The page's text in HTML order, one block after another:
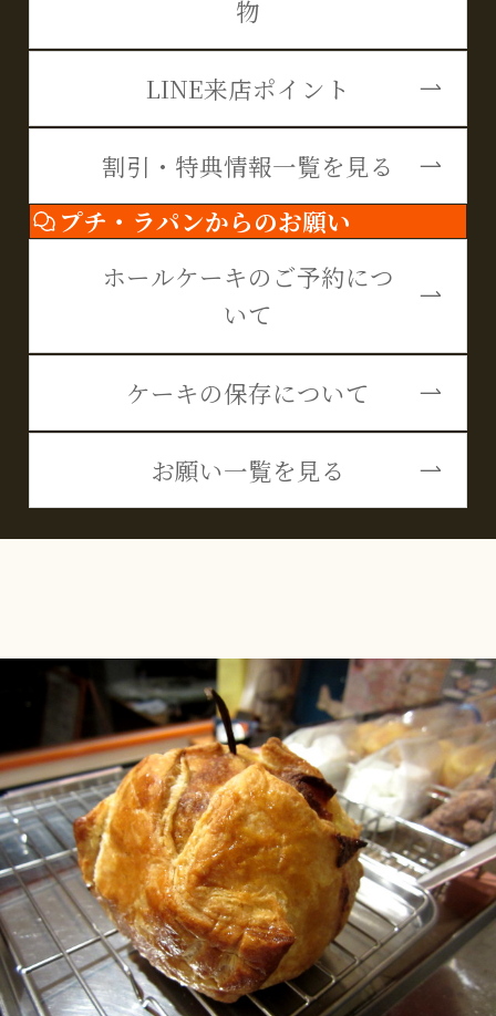
物
LINE来店ポイント
割引・特典情報一覧を見る
プチ・ラパンからのお願い
ホールケーキのご予約につ
いて
ケーキの保存について
お願い一覧を見る